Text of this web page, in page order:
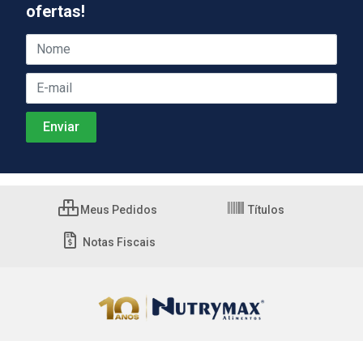
ofertas!
Meus Pedidos Títulos
Notas Fiscais